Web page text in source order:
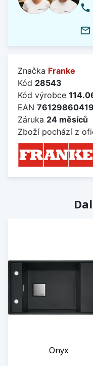
phone
mail_outline
Značka Franke
Kód 28543
Kód výrobce
EAN
Záruka 24 měsíců
Zboží pochází z
Onyx